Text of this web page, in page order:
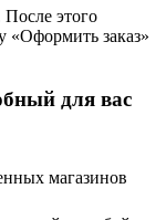
После этого
«Оформить заказ»
для вас
магазинов